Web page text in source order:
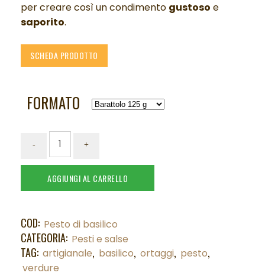
per creare così un condimento gustoso e
saporito.
SCHEDA PRODOTTO
FORMATO
AGGIUNGI AL CARRELLO
COD: Pesto di basilico
CATEGORIA: Pesti e salse
TAG: artigianale, basilico, ortaggi, pesto,
verdure